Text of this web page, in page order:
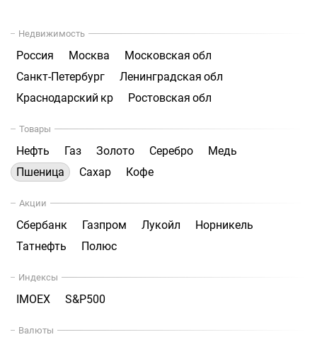
Недвижимость
Россия Москва
Московская обл
Санкт-Петербург
Ленинградская обл
Краснодарский кр
Ростовская обл
Товары
Нефть Газ Золото Серебро
Медь
Пшеница
Сахар Кофе
Акции
Сбербанк Газпром Лукойл
Норникель
Татнефть
Полюс
Индексы
IMOEX S&P500
Валюты